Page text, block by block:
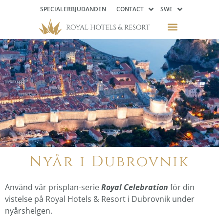
SPECIALERBJUDANDEN CONTACT SWE
Nyår i Dubrovnik
Använd vår prisplan-serieRoyal Celebration för din
vistelse på Royal Hotels & Resort i Dubrovnik under
nyårshelgen.